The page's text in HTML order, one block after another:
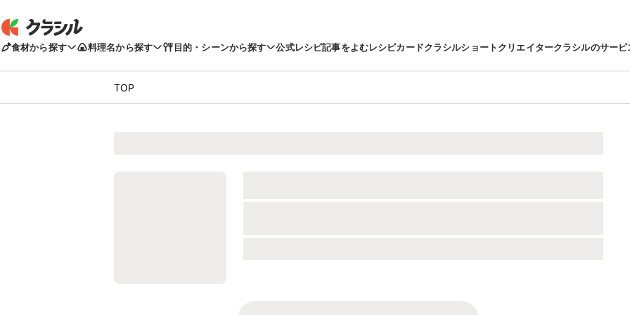
食材から探す 料理名から探す 目的・シーンから探す 公式レシピ記事をよむレシピカードクラシルショートクリエイタークラシルのサービ
TOP